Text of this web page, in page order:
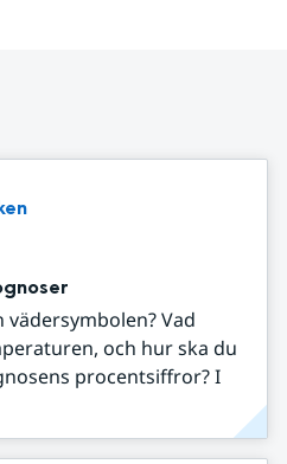
Vad
och hur ska du
procentsiffror? I